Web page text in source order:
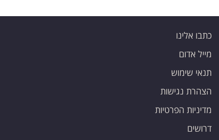
כתבו אלינו
מייל אדום
תנאי שימוש
הצהרת נגישות
מדיניות הפרטיות
דרושים